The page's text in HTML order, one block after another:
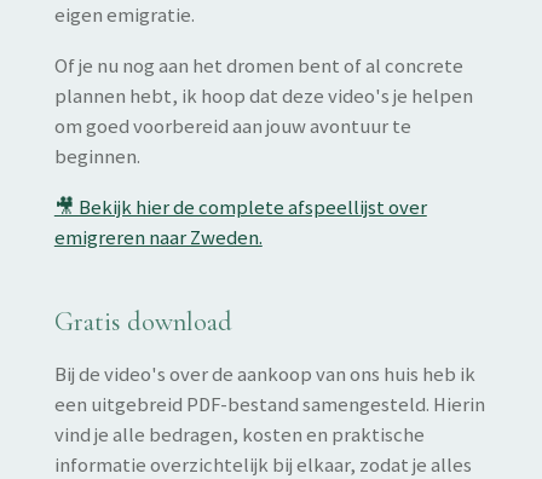
eigen emigratie.
Of je nu nog aan het dromen bent of al concrete
plannen hebt, ik hoop dat deze video's je helpen
om goed voorbereid aan jouw avontuur te
beginnen.
🎥 Bekijk hier de complete afspeellijst over
emigreren naar Zweden.
Gratis download
Bij de video's over de aankoop van ons huis heb ik
een uitgebreid PDF-bestand samengesteld. Hierin
vind je alle bedragen, kosten en praktische
informatie overzichtelijk bij elkaar, zodat je alles